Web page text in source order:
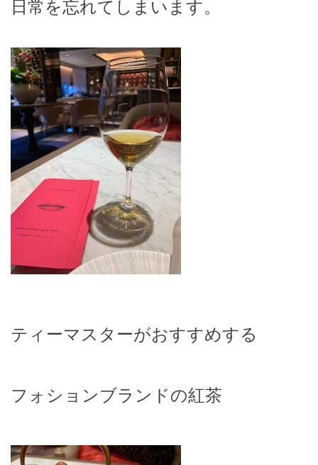
日常を忘れてしまいます。
ティーマスターがおすすめする
フォションブランドの紅茶